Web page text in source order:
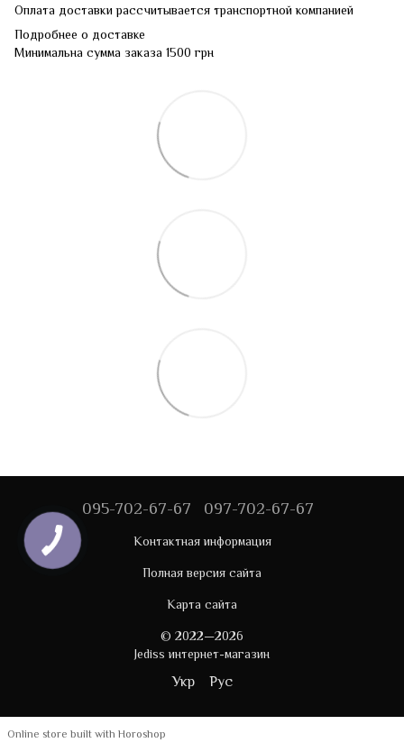
Оплата доставки рассчитывается транспортной компанией
Подробнее о доставке
Минимальна сумма заказа 1500 грн
095-702-67-67 097-702-67-67
Контактная информация
Полная версия сайта
Карта сайта
© 2022—2026
Jediss интернет-магазин
Укр Рус
Online store built with Horoshop